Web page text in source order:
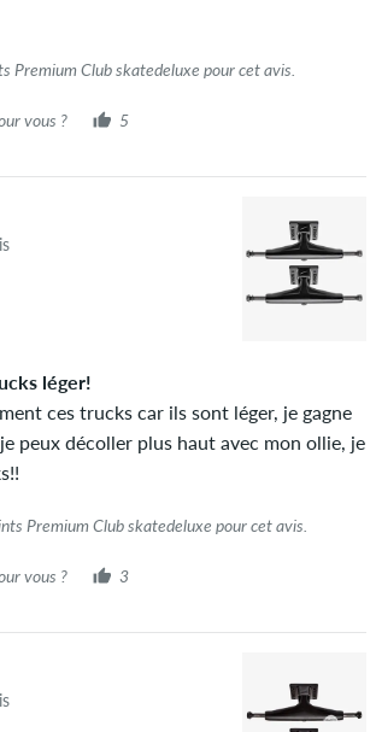
Premium Club skatedeluxe pour cet avis.
vous ? 5
léger!
ces trucks car ils sont léger, je gagne
peux décoller plus haut avec mon ollie, je
Premium Club skatedeluxe pour cet avis.
vous ? 3